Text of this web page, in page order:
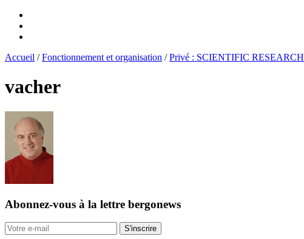
Accueil /Fonctionnement et organisation /Privé : SCIENTIFIC RESEARCH
vacher
Abonnez-vous à la lettre bergonews
S'inscrire